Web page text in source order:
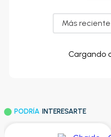
Más reciente
Cargando
PODRÍA INTERESARTE